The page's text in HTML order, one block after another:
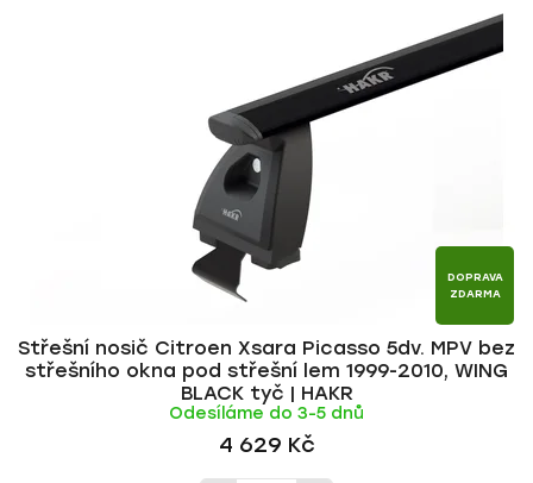
DOPRAVA
ZDARMA
Střešní nosič Citroen Xsara Picasso 5dv. MPV bez
střešního okna pod střešní lem 1999-2010, WING
BLACK tyč | HAKR
Odesíláme do 3-5 dnů
4 629 Kč